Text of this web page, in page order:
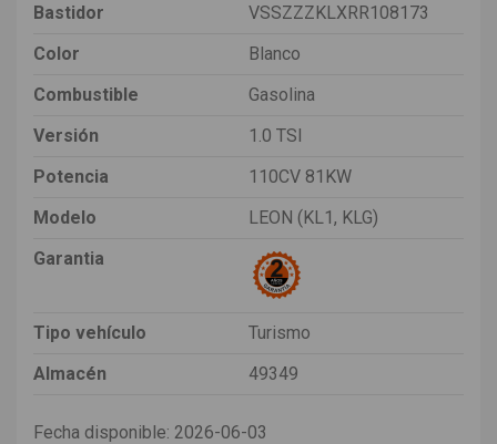
Bastidor
VSSZZZKLXRR108173
Color
Blanco
Combustible
Gasolina
Versión
1.0 TSI
Potencia
110CV 81KW
Modelo
LEON (KL1, KLG)
Garantia
Tipo vehículo
Turismo
Almacén
49349
Fecha disponible: 2026-06-03